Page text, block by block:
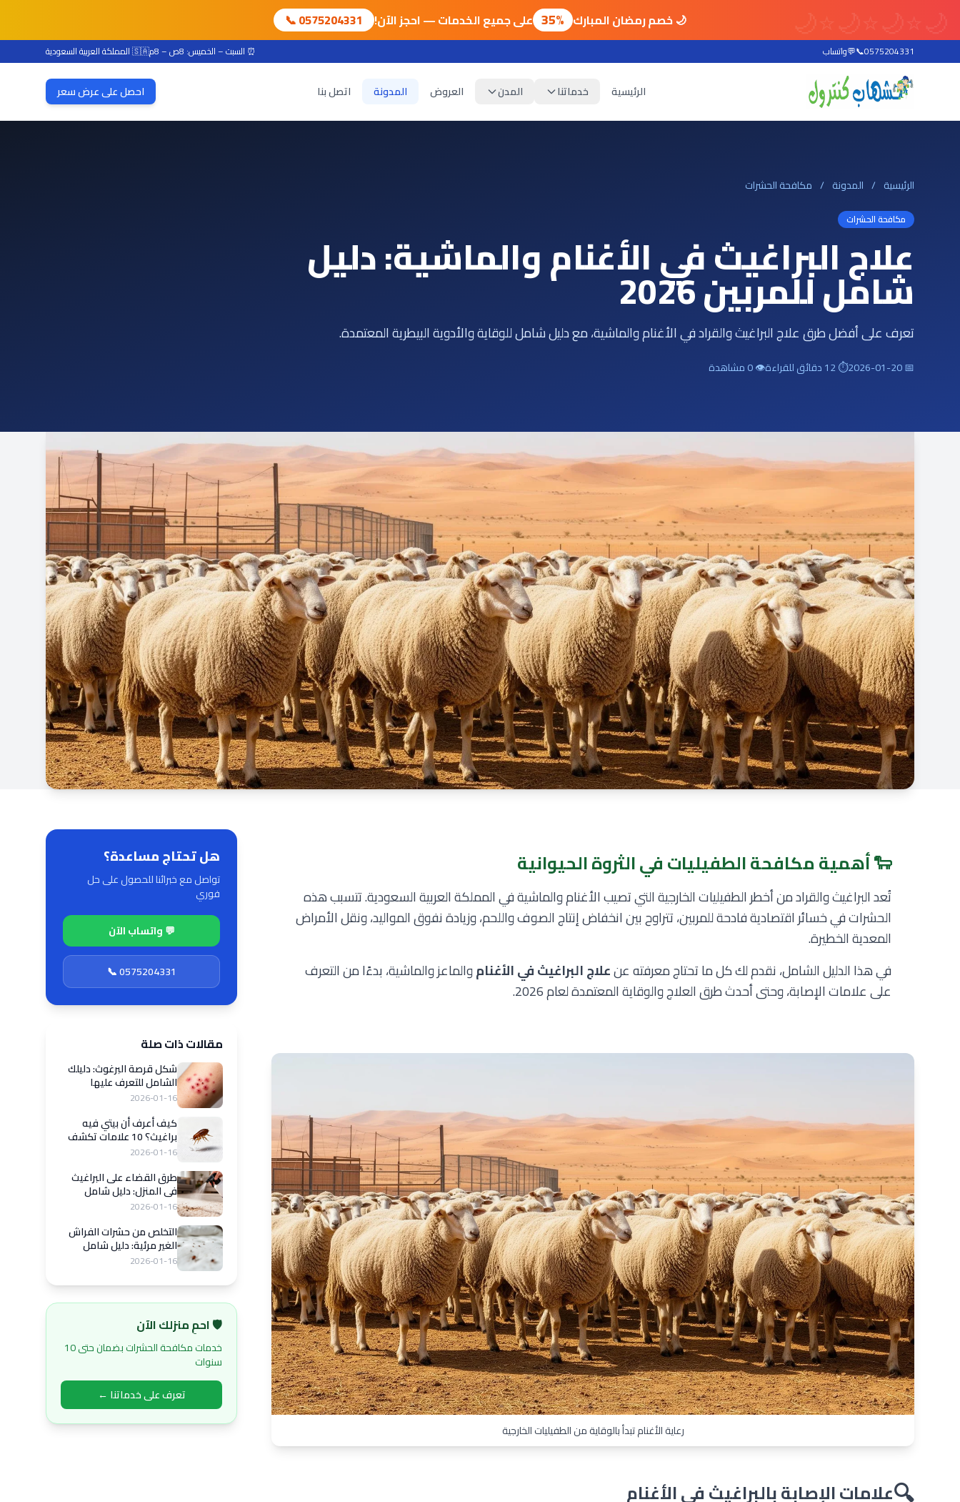
🌙 خصم رمضان المبارك 35% على جميع الخدمات — احجز الآن! 📞 0575204331
📞0575204331
💬واتساب ⏰ السبت – الخميس: 8ص – 8م 🇸🇦 المملكة العربية السعودية
الرئيسية خدماتنا المدن العروض المدونة اتصل بنا احصل على عرض سعر
الرئيسية / المدونة / مكافحة الحشرات
مكافحة الحشرات
علاج البراغيث في الأغنام والماشية: دليل
شامل للمربين 2026
تعرف على أفضل طرق علاج البراغيث والقراد في الأغنام والماشية، مع دليل شامل للوقاية والأدوية البيطرية المعتمدة.
📅 2026-01-20 ⏱ 12 دقائق للقراءة 👁 0 مشاهدة
🐑 أهمية مكافحة الطفيليات في الثروة الحيوانية
تُعد البراغيث والقراد من أخطر الطفيليات الخارجية التي تصيب الأغنام والماشية في المملكة العربية السعودية. تتسبب هذه
الحشرات في خسائر اقتصادية فادحة للمربين، تتراوح بين انخفاض إنتاج الصوف واللحم، وزيادة نفوق المواليد، ونقل الأمراض
المعدية الخطيرة.
في هذا الدليل الشامل، نقدم لك كل ما تحتاج معرفته عنعلاج البراغيث في الأغناموالماعز والماشية، بدءًا من التعرف
على علامات الإصابة، وحتى أحدث طرق العلاج والوقاية المعتمدة لعام 2026.
رعاية الأغنام تبدأ بالوقاية من الطفيليات الخارجية
🔍علامات الإصابة بالبراغيث في الأغنام
هل تحتاج مساعدة؟
تواصل مع خبرائنا للحصول على حل
فوري
💬 واتساب الآن
📞 0575204331
مقالات ذات صلة
شكل قرصة البرغوث: دليلك
الشامل للتعرف عليها
وعلاجها
2026-01-16
كيف أعرف أن بيتي فيه
براغيث؟ 10 علامات تكشف
وجودها
2026-01-16
طرق القضاء على البراغيث
في المنزل: دليل شامل
2026
2026-01-16
التخلص من حشرات الفراش
الغير مرئية: دليل شامل
للقضاء على عث الغبار
2026-01-16
🛡️ احمِ منزلك الآن
خدمات مكافحة الحشرات بضمان حتى 10
سنوات
تعرف على خدماتنا ←